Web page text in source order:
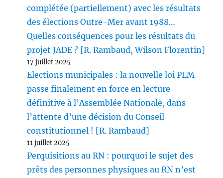
complétée (partiellement) avec les résultats
des élections Outre-Mer avant 1988…
Quelles conséquences pour les résultats du
projet JADE ? [R. Rambaud, Wilson Florentin]
17 juillet 2025
Elections municipales : la nouvelle loi PLM
passe finalement en force en lecture
définitive à l’Assemblée Nationale, dans
l’attente d’une décision du Conseil
constitutionnel ! [R. Rambaud]
11 juillet 2025
Perquisitions au RN : pourquoi le sujet des
prêts des personnes physiques au RN n’est